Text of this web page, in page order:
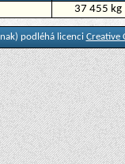
37 455 kg
podléhá licenci Creative